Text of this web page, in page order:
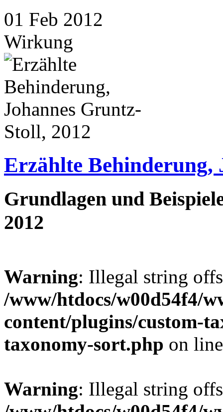
01 Feb 2012
Wirkung
Erzählte Behinderung,
Grundlagen und
2012
Warning: Illegal string
/www/htdocs/w00d54f4/
content/plugins/custom-
taxonomy-sort.php on
Warning: Illegal string